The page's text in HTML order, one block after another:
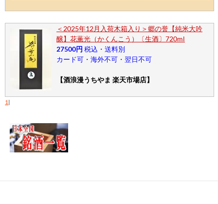
＜2025年12月入荷木箱入り＞郷の誉【純米大吟
醸】花薫光（かくんこう）〔生酒〕720ml
27500円 税込・送料別
カード可・海外不可・翌日不可
【酒浪漫うちやま 楽天市場店】
1|